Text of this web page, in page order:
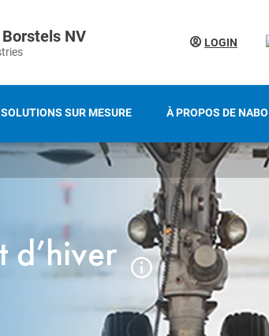
NV LOGIN
SOLUTIONS SUR MESURE À PROPOS DE NABO
LE GROUPE KOTI
HISTOIRE
SAVOIR-FAIRE ET
INNOVATION ET
DÉVELOPPEMENT
d’hiver